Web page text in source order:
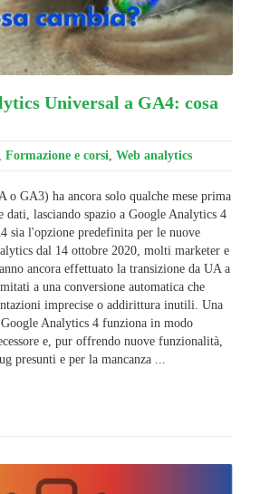
Universal a GA4: cosa
, Formazione e corsi, Web analytics
o GA3) ha ancora solo qualche mese prima
dati, lasciando spazio a Google Analytics 4
sia l'opzione predefinita per le nuove
dal 14 ottobre 2020, molti marketer e
ancora effettuato la transizione da UA a
a una conversione automatica che
imprecise o addirittura inutili. Una
Analytics 4 funziona in modo
e, pur offrendo nuove funzionalità,
presunti e per la mancanza ...